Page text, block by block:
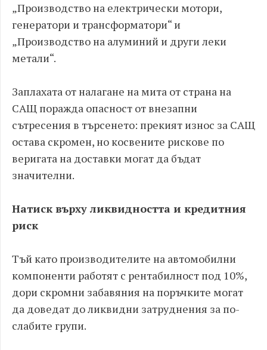
„Производство на електрически мотори,
генератори и трансформатори“ и
„Производство на алуминий и други леки
метали“.
Заплахата от налагане на мита от страна на
САЩ поражда опасност от внезапни
сътресения в търсенето: прекият износ за САЩ
остава скромен, но косвените рискове по
веригата на доставки могат да бъдат
значителни.
Натиск върху ликвидността и кредитния
риск
Тъй като производителите на автомобилни
компоненти работят с рентабилност под 10%,
дори скромни забавяния на поръчките могат
да доведат до ликвидни затруднения за по-
слабите групи.